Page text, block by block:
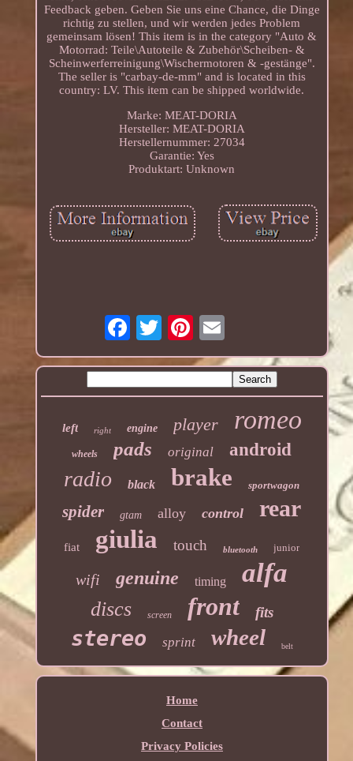
Feedback geben. Geben Sie uns eine Chance, die Dinge
richtig zu stellen, und wir werden jedes Problem
gemeinsam lösen! This item is in the category "Auto &
Motorrad: Teile\Autoteile & Zubehör\Scheiben- &
Scheinwerferreinigung\Wischermotoren & -gestänge".
The seller is "carbay-de-mm" and is located in this
country: LV. This item can be shipped worldwide.
Marke: MEAT-DORIA
Hersteller: MEAT-DORIA
Herstellernummer: 27034
Garantie: Yes
Produktart: Unknown
left right engine player romeo
wheels pads original android
radio black brake sportwagon
spider gtam alloy control rear
fiat giulia touch bluetooth junior
wifi genuine timing alfa
discs screen front fits
stereo sprint wheel belt
Home
Contact
Privacy Policies